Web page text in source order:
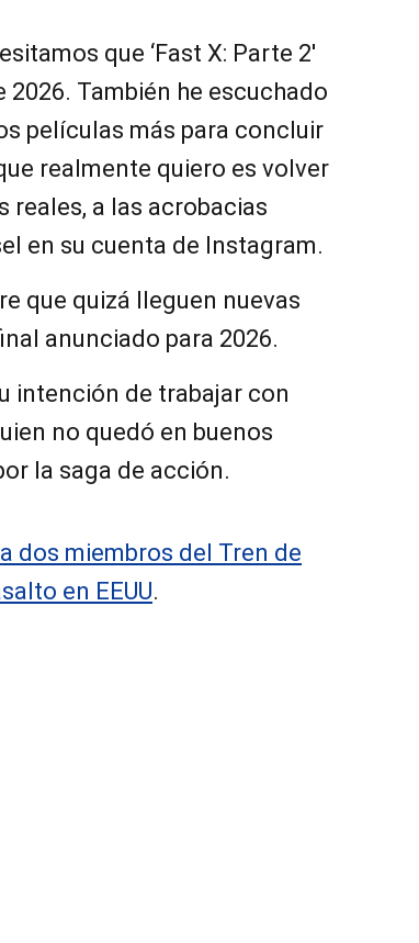
que ‘Fast X: Parte 2′
2026. También he escuchado
películas más para concluir
realmente quiero es volver
reales, a las acrobacias
en su cuenta de Instagram.
que quizá lleguen nuevas
anunciado para 2026.
intención de trabajar con
no quedó en buenos
la saga de acción.
dos miembros del Tren de
en EEUU.